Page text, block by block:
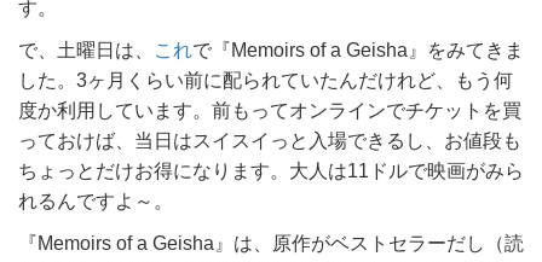
す。
で、土曜日は、 これで『Memoirs of a Geisha』をみてきま
した。3ヶ月くらい前に配られていたんだけれど、もう何
度か利用しています。前もってオンラインでチケットを買
っておけば、当日はスイスイっと入場できるし、お値段も
ちょっとだけお得になります。大人は11ドルで映画がみら
れるんですよ～。
『Memoirs of a Geisha』は、原作がベストセラーだし（読